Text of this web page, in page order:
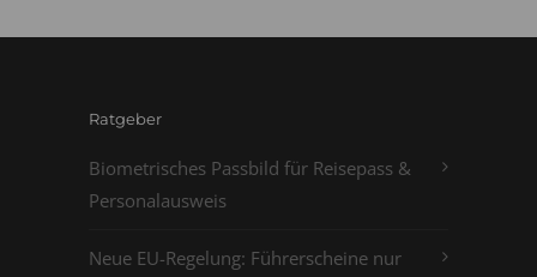
Ratgeber
Biometrisches Passbild für Reisepass &
Personalausweis
Neue EU-Regelung: Führerscheine nur